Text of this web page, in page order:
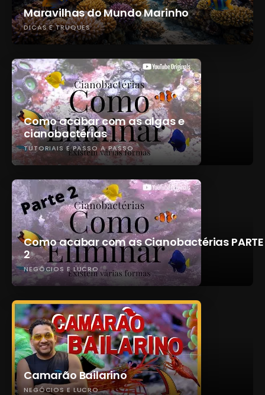
Maravilhas do Mundo Marinho
DICAS E TRUQUES
Como acabar com as algas e
cianobactérias
TUTORIAIS E PASSO A PASSO
Como acabar com as Cianobactérias PARTE
2
NEGÓCIOS E LUCRO
Camarão Bailarino
NEGÓCIOS E LUCRO